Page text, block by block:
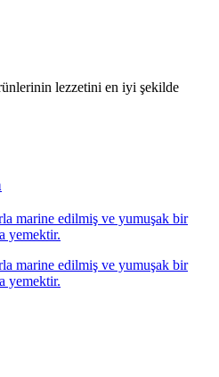
lezzetini en iyi şekilde
marine edilmiş ve yumuşak bir
yemektir.
marine edilmiş ve yumuşak bir
yemektir.